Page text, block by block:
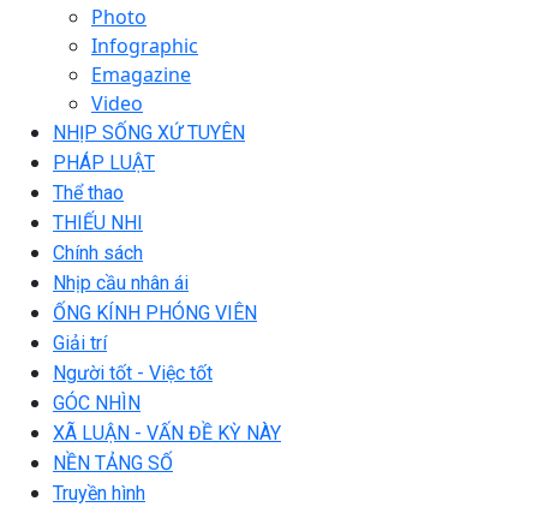
Photo
Infographic
Emagazine
Video
NHỊP SỐNG XỨ TUYÊN
PHÁP LUẬT
Thể thao
THIẾU NHI
Chính sách
Nhịp cầu nhân ái
ỐNG KÍNH PHÓNG VIÊN
Giải trí
Người tốt - Việc tốt
GÓC NHÌN
XÃ LUẬN - VẤN ĐỀ KỲ NÀY
NỀN TẢNG SỐ
Truyền hình